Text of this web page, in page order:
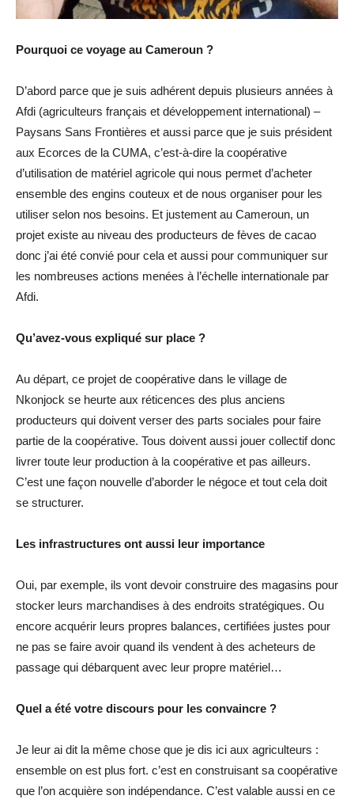
Pourquoi ce voyage au Cameroun ?
D’abord parce que je suis adhérent depuis plusieurs années à
Afdi (agriculteurs français et développement international) –
Paysans Sans Frontières et aussi parce que je suis président
aux Ecorces de la CUMA, c’est-à-dire la coopérative
d’utilisation de matériel agricole qui nous permet d’acheter
ensemble des engins couteux et de nous organiser pour les
utiliser selon nos besoins. Et justement au Cameroun, un
projet existe au niveau des producteurs de fèves de cacao
donc j’ai été convié pour cela et aussi pour communiquer sur
les nombreuses actions menées à l’échelle internationale par
Afdi.
Qu’avez-vous expliqué sur place ?
Au départ, ce projet de coopérative dans le village de
Nkonjock se heurte aux réticences des plus anciens
producteurs qui doivent verser des parts sociales pour faire
partie de la coopérative. Tous doivent aussi jouer collectif donc
livrer toute leur production à la coopérative et pas ailleurs.
C’est une façon nouvelle d’aborder le négoce et tout cela doit
se structurer.
Les infrastructures ont aussi leur importance
Oui, par exemple, ils vont devoir construire des magasins pour
stocker leurs marchandises à des endroits stratégiques. Ou
encore acquérir leurs propres balances, certifiées justes pour
ne pas se faire avoir quand ils vendent à des acheteurs de
passage qui débarquent avec leur propre matériel…
Quel a été votre discours pour les convaincre ?
Je leur ai dit la même chose que je dis ici aux agriculteurs :
ensemble on est plus fort. c’est en construisant sa coopérative
que l’on acquière son indépendance. C’est valable aussi en ce